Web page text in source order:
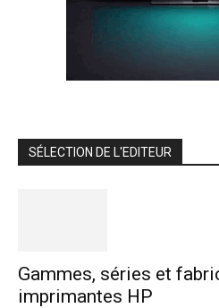
SÉLECTION DE L'EDITEUR
Gammes, séries et
imprimantes HP